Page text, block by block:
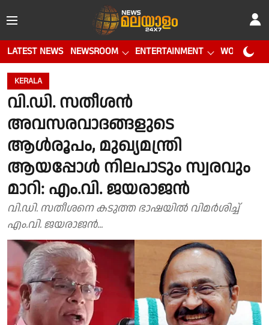
LATEST NEWS NEWSROOM ENTERTAINMENT WORLD CUP
KERALA
വി.ഡി. സതീശൻ
അവസരവാദങ്ങളുടെ
ആൾരൂപം, മുഖ്യമന്ത്രി
ആയപ്പോൾ നിലപാടും സ്വരവും
മാറി: എം.വി. ജയരാജൻ
വി.ഡി. സതീശനെ കടുത്ത ഭാഷയിൽ വിമർശിച്ച്
എം.വി. ജയരാജൻ...